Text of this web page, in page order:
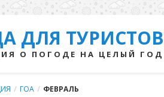
ДЛЯ ТУРИСТОВ
О ПОГОДЕ НА ЦЕЛЫЙ ГОД
/ ГОА / ФЕВРАЛЬ